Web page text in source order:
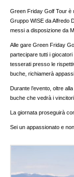
Green Friday Golf Tour è
Gruppo WISE da Alfredo
messi a disposizione da
Alle gare Green Friday
partecipare tutti i
tesserati presso le
buche, richiamerà
Durante l’evento, oltre
buche che vedrà i
La giornata proseguirà
Sei un appassionato e